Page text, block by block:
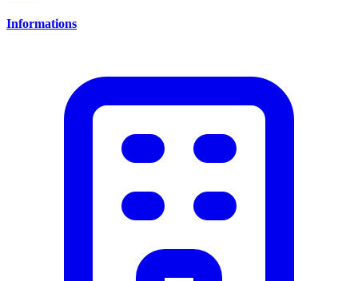
Informations